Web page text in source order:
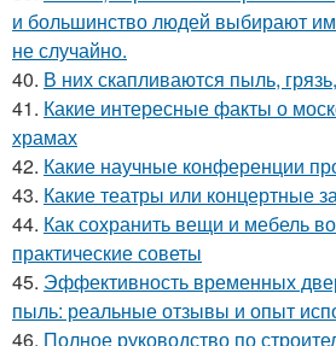
и большинство людей выбирают
не случайно.
40. В них скапливаются пыль,
41. Какие интересные факты о
храмах
42. Какие научные конференции
43. Какие театры или концертные
44. Как сохранить вещи и мебель
практические советы
45. Эффективность временных
пыль: реальные отзывы и опыт
46. Полное руководство по